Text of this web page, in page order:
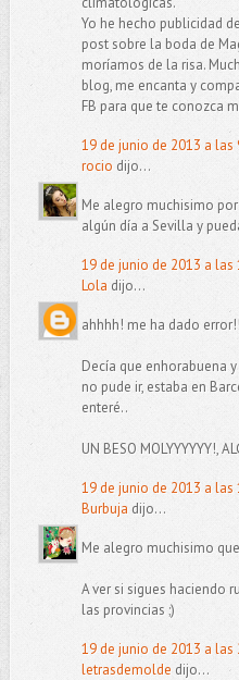
Yo he hecho publicidad
post sobre la boda de
moríamos de la risa.
blog, me encanta y
FB para que te conozca
19 de junio de 2013 a las
rocio dijo...
Me alegro muchisimo
algún día a Sevilla y
19 de junio de 2013 a las
Lola dijo...
ahhhh! me ha dado error!!
Decía que enhorabuena
no pude ir, estaba en
enteré..
UN BESO MOLYYYYYY!,
19 de junio de 2013 a las
Burbuja dijo...
Me alegro muchisimo
A ver si sigues haciendo
las provincias ;)
19 de junio de 2013 a las
letrasdemolde dijo...